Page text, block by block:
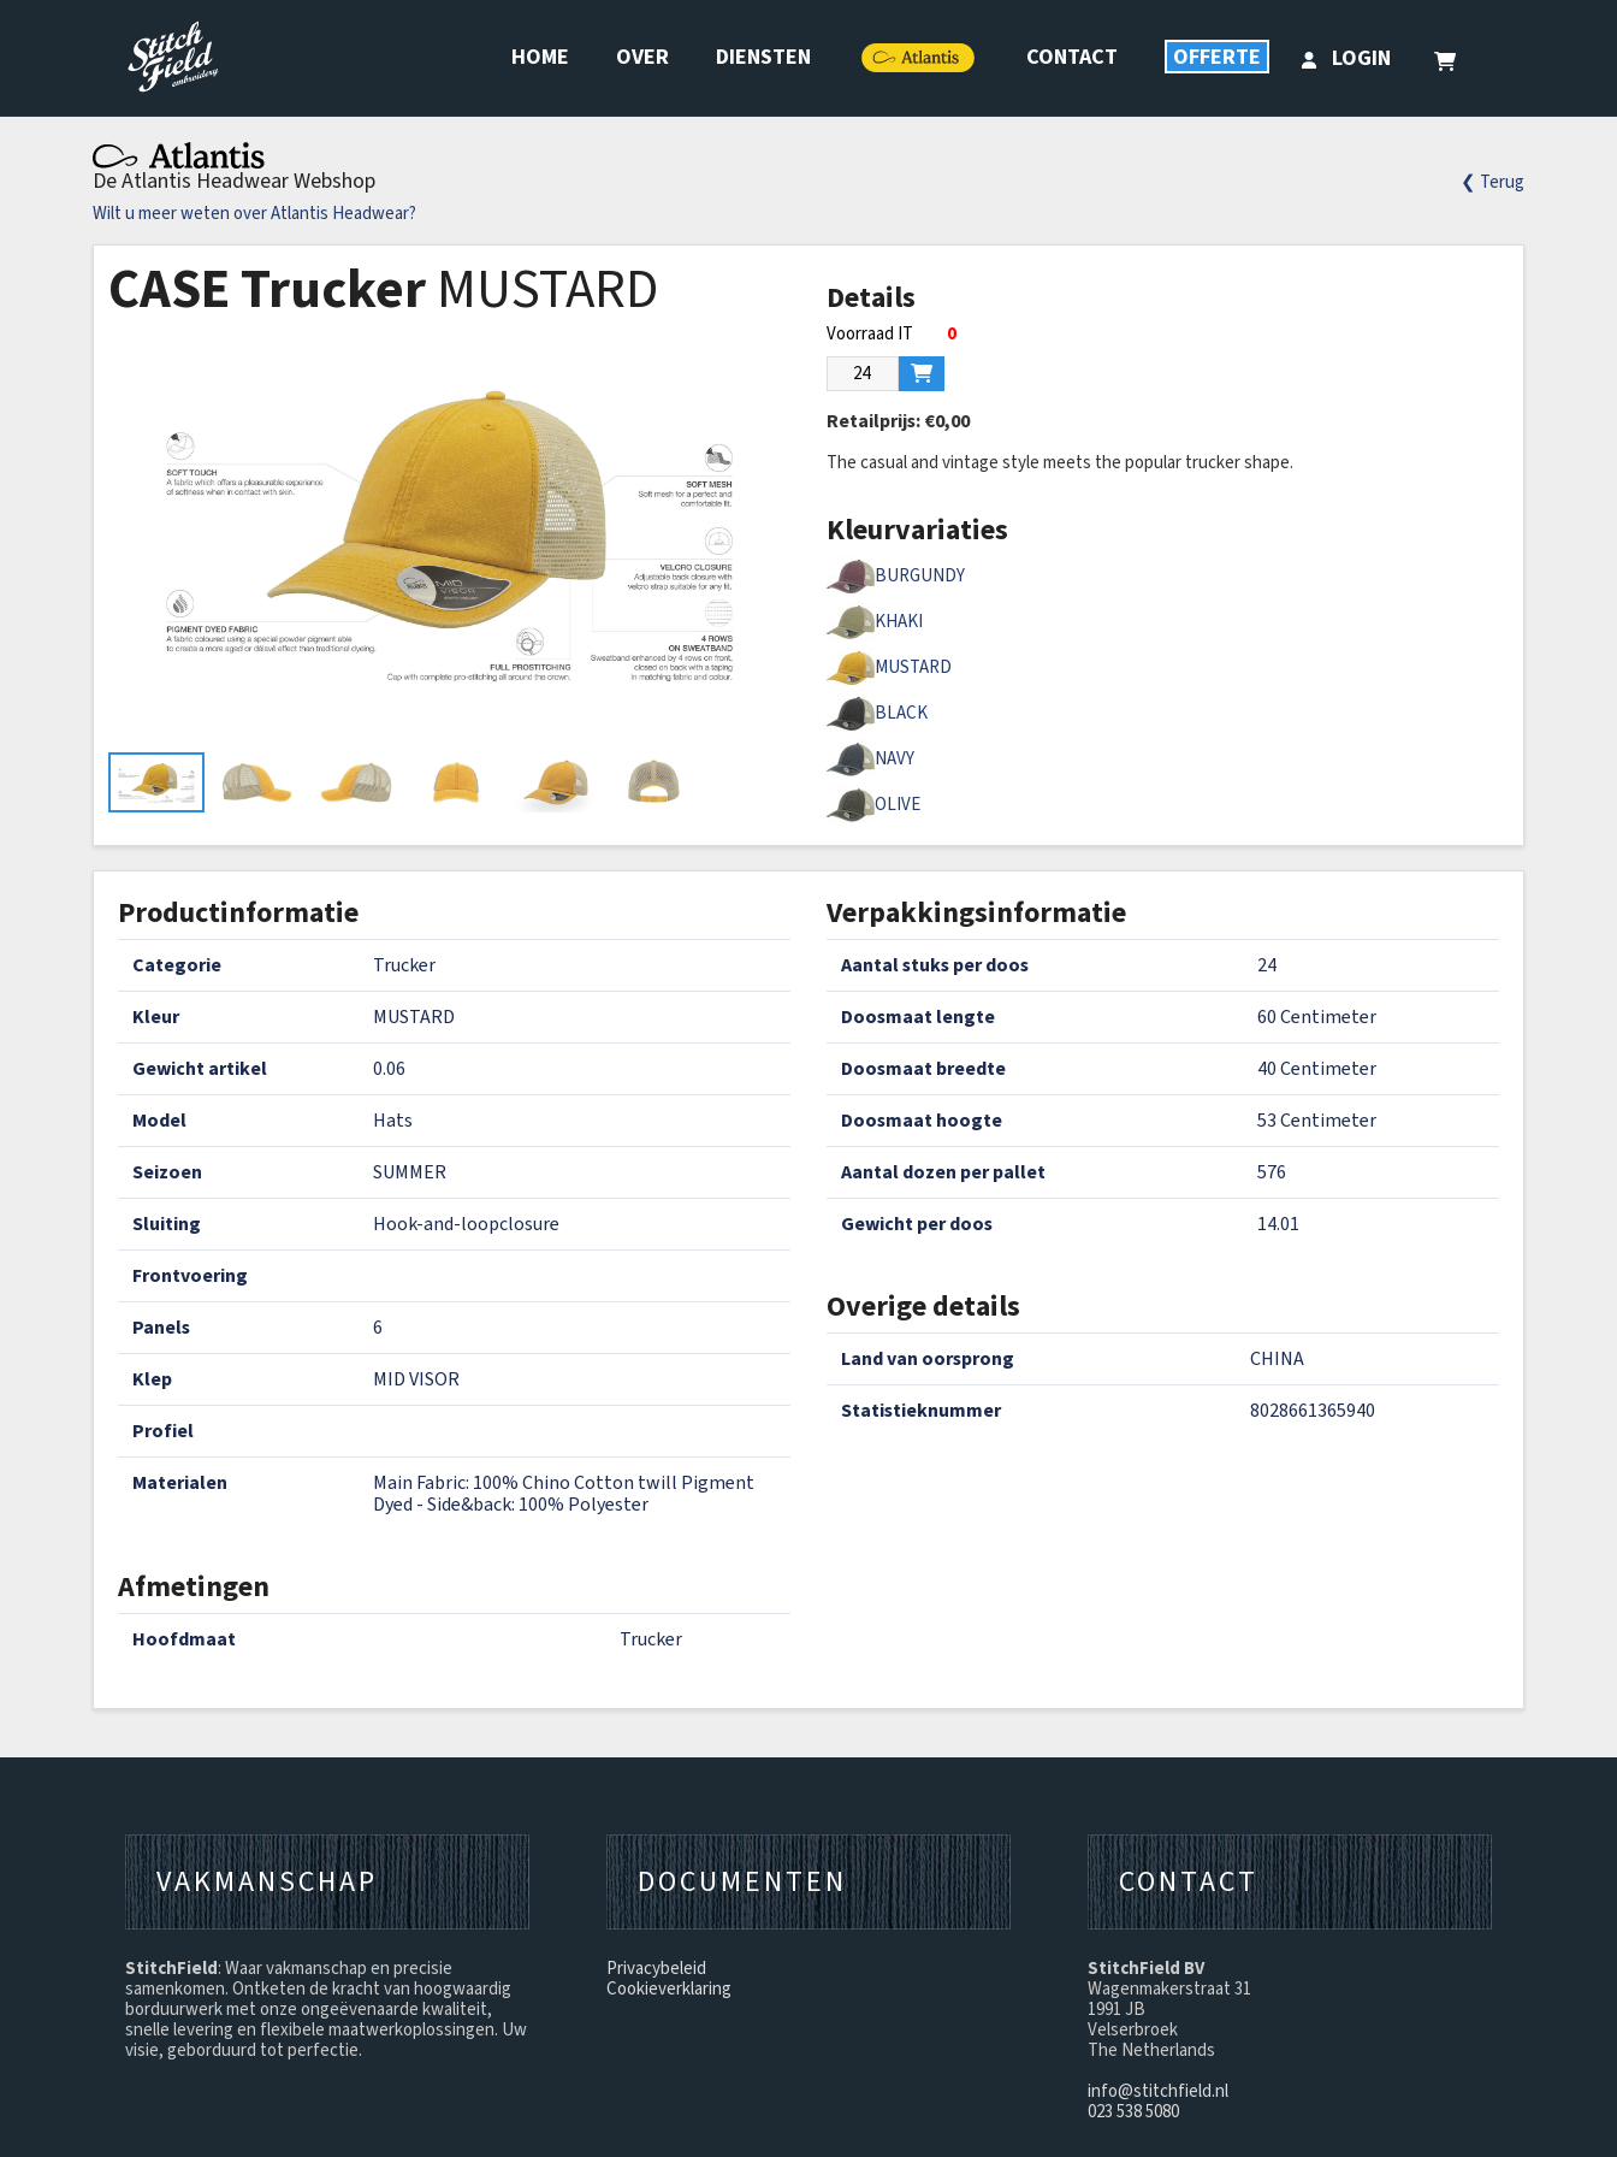
HOME OVER DIENSTEN CONTACT OFFERTE LOGIN
De Atlantis Headwear Webshop
Wilt u meer weten over Atlantis Headwear?
❮ Terug
CASE Trucker MUSTARD Details
0
Retailprijs:€0,00
The casual and vintage style meets the popular trucker shape.
Kleurvariaties
BURGUNDY
KHAKI
MUSTARD
BLACK
NAVY
OLIVE
Productinformatie
categorie Trucker
kleur MUSTARD
gewicht artikel 0.06
model Hats
seizoen SUMMER
sluiting Hook-and-loopclosure
frontvoering
panels 6
klep MID VISOR
profiel
materialen
Main Fabric: 100% Chino Cotton twill Pigment
Dyed - Side&back: 100% Polyester
Afmetingen
hoofdmaat Trucker
Verpakkingsinformatie
aantal stuks per doos 24
doosmaat lengte 60 Centimeter
doosmaat breedte 40 Centimeter
doosmaat hoogte 53 Centimeter
aantal dozen per pallet 576
gewicht per doos 14.01
Overige details
land van oorsprong CHINA
statistieknummer 8028661365940
VAKMANSCHAP
StitchField: Waar vakmanschap en precisie
samenkomen. Ontketen de kracht van hoogwaardig
borduurwerk met onze ongeëvenaarde kwaliteit,
snelle levering en flexibele maatwerkoplossingen. Uw
visie, geborduurd tot perfectie.
DOCUMENTEN
Privacybeleid
Cookieverklaring
CONTACT
StitchField BV
Wagenmakerstraat 31
1991 JB
Velserbroek
The Netherlands
info@stitchfield.nl
023 538 5080